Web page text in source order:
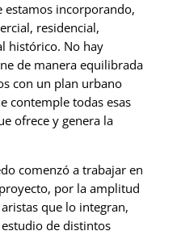
incorporando,
residencial,
histórico. No hay
de manera equilibrada
con un plan urbano
contemple todas esas
ofrece y genera la
comenzó a trabajar en
por la amplitud
que lo integran,
de distintos